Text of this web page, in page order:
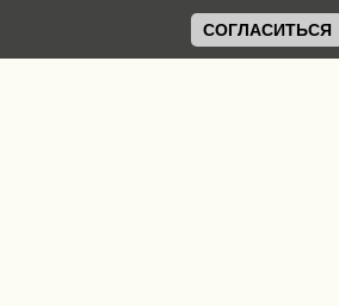
СОГЛАСИТЬСЯ